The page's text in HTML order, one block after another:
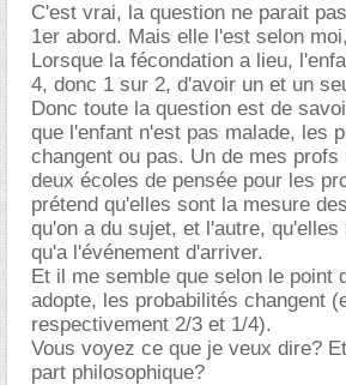
C'est vrai, la question ne parait
1er abord. Mais elle l'est selon
Lorsque la fécondation a lieu,
4, donc 1 sur 2, d'avoir un et un
Donc toute la question est de
que l'enfant n'est pas malade, les
changent ou pas. Un de mes
deux écoles de pensée pour les
prétend qu'elles sont la mesure
qu'on a du sujet, et l'autre,
qu'a l'événement d'arriver.
Et il me semble que selon le point
adopte, les probabilités changent
respectivement 2/3 et 1/4).
Vous voyez ce que je veux dire?
part philosophique?